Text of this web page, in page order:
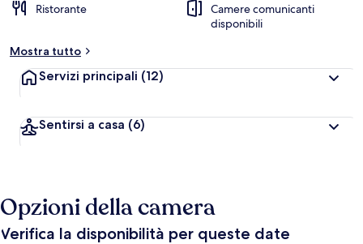
Ristorante
Camere comunicanti
disponibili
Mostra tutto
Servizi principali (12)
Sentirsi a casa (6)
Opzioni della camera
Verifica la disponibilità per queste date